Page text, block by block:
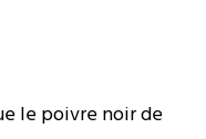
le poivre noir de